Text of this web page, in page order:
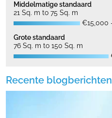
Middelmatige standaard
21 Sq. m to 75 Sq. m
€15,000
Grote standaard
76 Sq. m to 150 Sq. m
Recente blogberichten